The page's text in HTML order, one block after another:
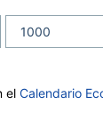
el Calendario